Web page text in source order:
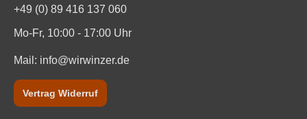
Weinart
Nährwertangaben
Durchschnittliche nährwertangaben
+49 (0) 89 416 137 060
Mo-Fr, 10:00 - 17:00 Uhr
Mail: info@wirwinzer.de
Vertrag Widerruf